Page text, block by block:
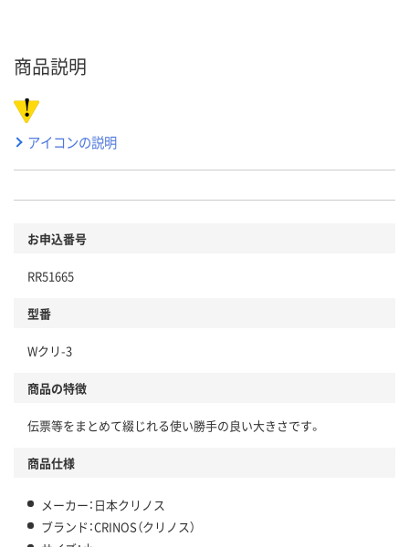
商品説明
アイコンの説明
お申込番号
RR51665
型番
Wクリ-3
商品の特徴
伝票等をまとめて綴じれる使い勝手の良い大きさです。
商品仕様
メーカー：日本クリノス
ブランド：CRINOS（クリノス）